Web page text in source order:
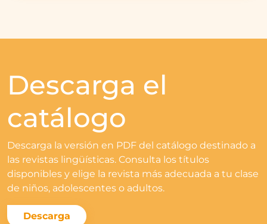
Descarga el
catálogo
Descarga la versión en PDF del catálogo destinado a
las revistas lingüísticas. Consulta los títulos
disponibles y elige la revista más adecuada a tu clase
de niños, adolescentes o adultos.
Descarga